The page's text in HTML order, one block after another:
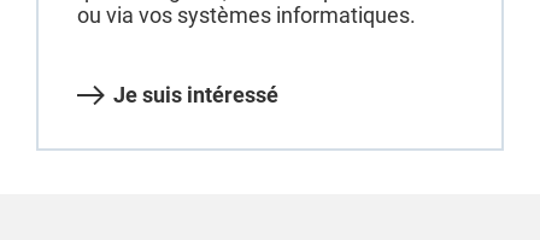
ou via vos systèmes informatiques.
Je suis intéressé